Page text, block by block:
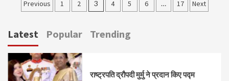
Posts
Previous 1 2 3 4 5 6 … 17 Next
Latest Popular Trending
राष्ट्रपति द्रौपदी मुर्मु ने प्रदान किए पद्म